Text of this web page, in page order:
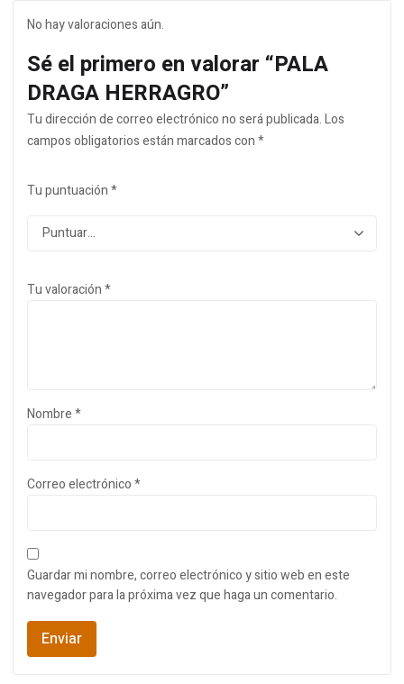
No hay valoraciones aún.
Sé el primero en valorar “PALA
DRAGA HERRAGRO”
Tu dirección de correo electrónico no será publicada.Los
campos obligatorios están marcados con*
Tu puntuación*
Tu valoración*
Nombre*
Correo electrónico*
Guardar mi nombre, correo electrónico y sitio web en este
navegador para la próxima vez que haga un comentario.